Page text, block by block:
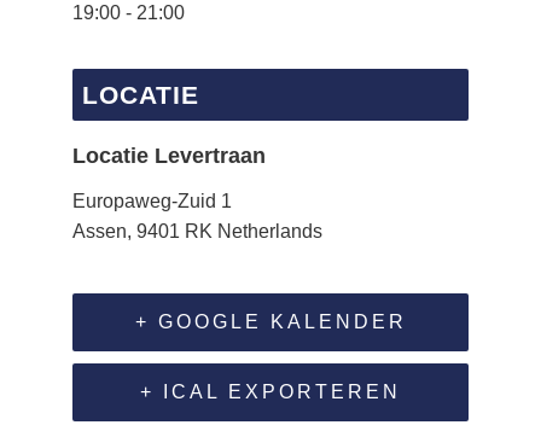
19:00 - 21:00
LOCATIE
Locatie Levertraan
Europaweg-Zuid 1
Assen, 9401 RK Netherlands
+ GOOGLE KALENDER
+ ICAL EXPORTEREN